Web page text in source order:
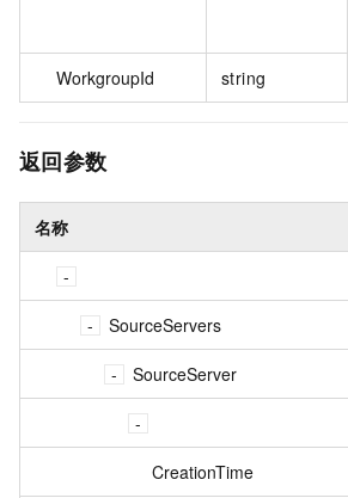
WorkgroupId string
返回参数
名称
SourceServers
SourceServer
CreationTime